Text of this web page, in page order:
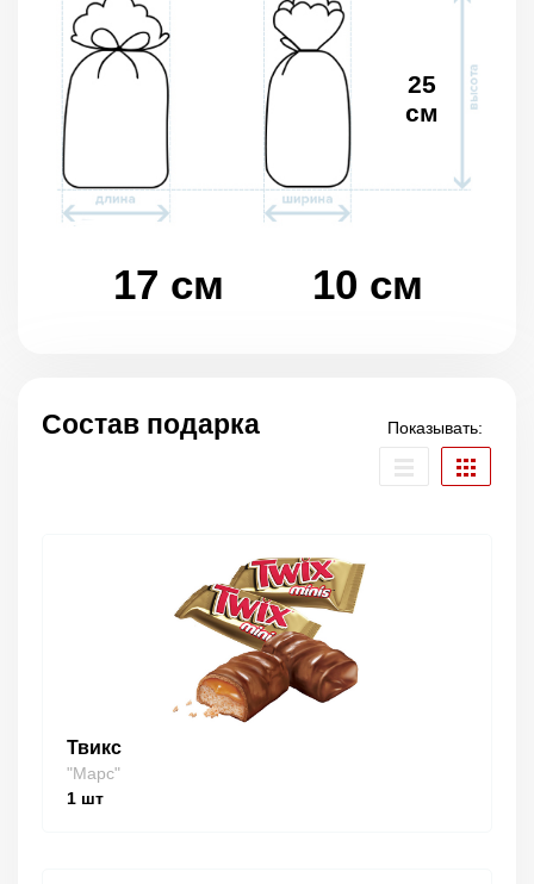
17 см 10 см
25
см
Состав подарка Показывать:
Твикс
"Марс"
1 шт